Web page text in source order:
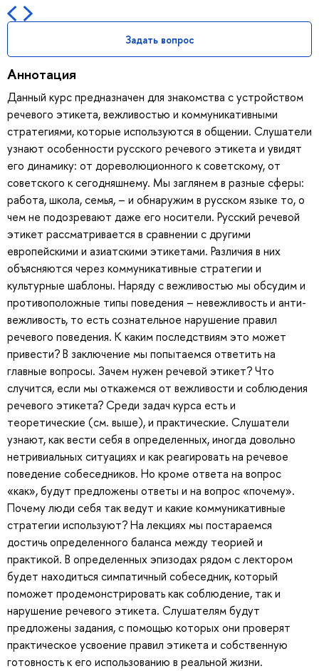
Задать вопрос
Аннотация
Данный курс предназначен для знакомства с устройством
речевого этикета, вежливостью и коммуникативными
стратегиями, которые используются в общении. Слушатели
узнают особенности русского речевого этикета и увидят
его динамику: от дореволюционного к советскому, от
советского к сегодняшнему. Мы заглянем в разные сферы:
работа, школа, семья, – и обнаружим в русском языке то, о
чем не подозревают даже его носители. Русский речевой
этикет рассматривается в сравнении с другими
европейскими и азиатскими этикетами. Различия в них
объясняются через коммуникативные стратегии и
культурные шаблоны. Наряду с вежливостью мы обсудим и
противоположные типы поведения – невежливость и анти-
вежливость, то есть сознательное нарушение правил
речевого поведения. К каким последствиям это может
привести? В заключение мы попытаемся ответить на
главные вопросы. Зачем нужен речевой этикет? Что
случится, если мы откажемся от вежливости и соблюдения
речевого этикета? Среди задач курса есть и
теоретические (см. выше), и практические. Слушатели
узнают, как вести себя в определенных, иногда довольно
нетривиальных ситуациях и как реагировать на речевое
поведение собеседников. Но кроме ответа на вопрос
«как», будут предложены ответы и на вопрос «почему».
Почему люди себя так ведут и какие коммуникативные
стратегии используют? На лекциях мы постараемся
достичь определенного баланса между теорией и
практикой. В определенных эпизодах рядом с лектором
будет находиться симпатичный собеседник, который
поможет продемонстрировать как соблюдение, так и
нарушение речевого этикета. Слушателям будут
предложены задания, с помощью которых они проверят
практическое усвоение правил этикета и собственную
готовность к его использованию в реальной жизни.